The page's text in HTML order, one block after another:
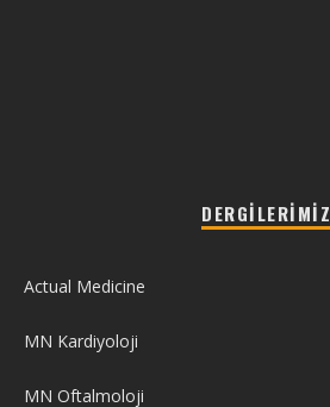
DERGILERIMIZ
Actual Medicine
MN Kardiyoloji
MN Oftalmoloji